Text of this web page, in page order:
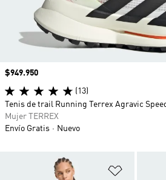
Precio
$949.950
(13)
Tenis de trail Running Terrex Agravic
Mujer TERREX
Envío Gratis
Nuevo